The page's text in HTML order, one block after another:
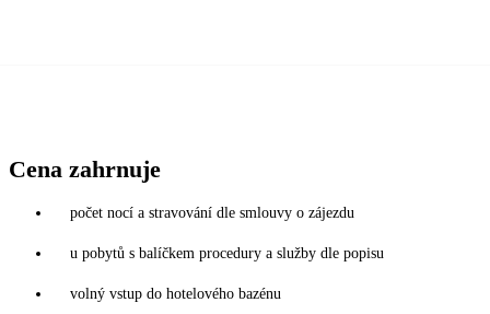
Cena zahrnuje
počet nocí a stravování dle smlouvy o zájezdu
u pobytů s balíčkem procedury a služby dle popisu
volný vstup do hotelového bazénu